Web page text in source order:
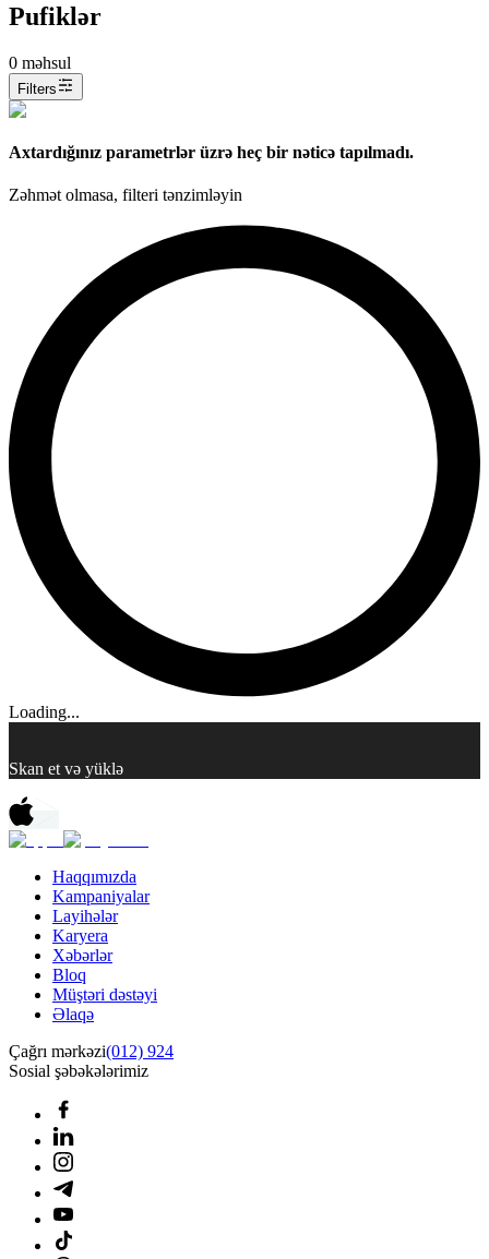
Pufiklər
0 məhsul
Filters
Axtardığınız parametrlər üzrə heç bir nəticə tapılmadı.
Zəhmət olmasa, filteri tənzimləyin
Loading...
Skan et və yüklə
Haqqımızda
Kampaniyalar
Layihələr
Karyera
Xəbərlər
Bloq
Müştəri dəstəyi
Əlaqə
Çağrı mərkəzi(012) 924
Sosial şəbəkələrimiz